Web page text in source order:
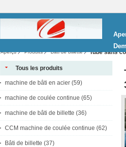
Aperçu Produits Bâti de billette Tube sans
Tous les produits
machine de bâti en acier (59)
machine de coulée continue (65)
machine de bâti de billette (36)
CCM machine de coulée continue (62)
Bâti de billette (37)